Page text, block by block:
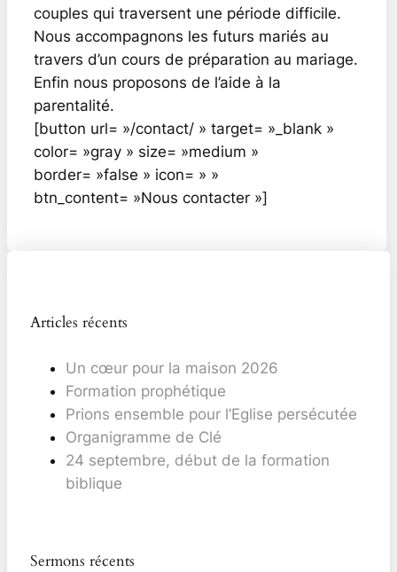
couples qui traversent une période difficile.
Nous accompagnons les futurs mariés au
travers d’un cours de préparation au mariage.
Enfin nous proposons de l’aide à la
parentalité.
[button url= »/contact/ » target= »_blank »
color= »gray » size= »medium »
border= »false » icon= » »
btn_content= »Nous contacter »]
Articles récents
Un cœur pour la maison 2026
Formation prophétique
Prions ensemble pour l’Eglise persécutée
Organigramme de Clé
24 septembre, début de la formation
biblique
Sermons récents